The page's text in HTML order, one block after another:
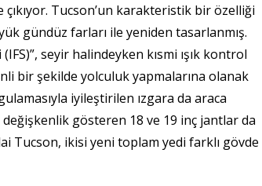
Tucson’un karakteristik bir özelliği
gündüz farları ile yeniden tasarlanmış.
seyir halindeyken kısmi ışık kontrol
bir şekilde yolculuk yapmalarına olanak
iyileştirilen ızgara da araca
gösteren 18 ve 19 inç jantlar da
Tucson, ikisi yeni toplam yedi farklı gövde